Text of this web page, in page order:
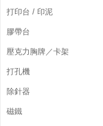
打印台 / 印泥
膠帶台
壓克力胸牌／卡架
打孔機
除針器
磁鐵